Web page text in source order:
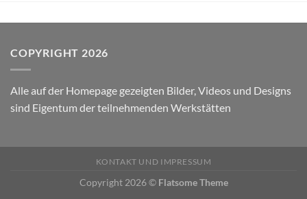
COPYRIGHT 2026
Alle auf der Homepage gezeigten Bilder, Videos und Designs
sind Eigentum der teilnehmenden Werkstätten
KONTAKT UND IMPRESSUM
Copyright 2026 © Flatsome Theme